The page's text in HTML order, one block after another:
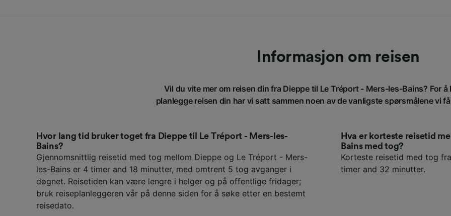
Informasjon om reisen
Vil du vite mer om reisen din fra Dieppe til Le Tréport - Mers-les-Bains? For å
planlegge reisen din har vi satt sammen noen av de vanligste spørsmålene vi
Hvor lang tid bruker toget fra Dieppe til Le Tréport - Mers-les-
Bains?
Gjennomsnittlig reisetid med tog mellom Dieppe og Le Tréport - Mers-
les-Bains er 4 timer and 18 minutter, med omtrent 5 tog avganger i
døgnet. Reisetiden kan være lengre i helger og på offentlige fridager;
bruk reiseplanleggeren vår på denne siden for å søke etter en bestemt
reisedato.
Hva er korteste reisetid
Bains med tog?
Korteste reisetid med tog
timer and 32 minutter.